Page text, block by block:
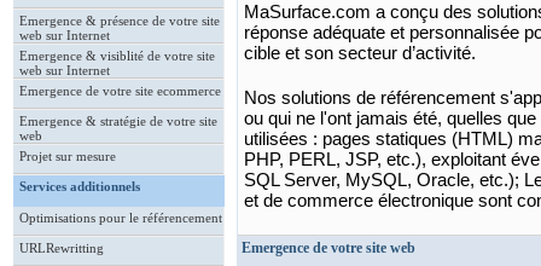
Emergence & présence de votre site
web sur Internet
Emergence & visiblité de votre site
web sur Internet
Emergence de votre site ecommerce
Emergence & stratégie de votre site
web
Projet sur mesure
Services additionnels
Optimisations pour le référencement
URLRewritting
MaSurface.com a conçu des
réponse adéquate et personnalisée
cible et son secteur d’activité.
Nos solutions de référencement
ou qui ne l'ont jamais été, quelles
utilisées : pages statiques (HTML)
PHP, PERL, JSP, etc.), exploitant
SQL Server, MySQL, Oracle, etc.);
et de commerce électronique sont
Emergence de votre site web